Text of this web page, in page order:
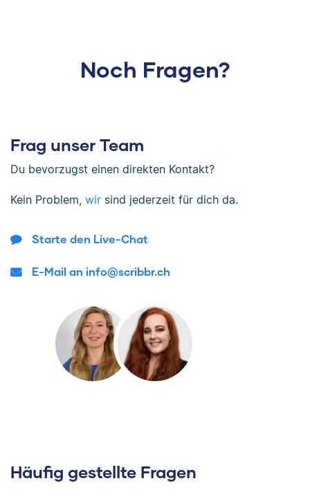
Noch Fragen?
Frag unser Team
Du bevorzugst einen direkten Kontakt?
Kein Problem, wir sind jederzeit für dich da.
Starte den Live-Chat
E-Mail an info@scribbr.ch
Häufig gestellte Fragen